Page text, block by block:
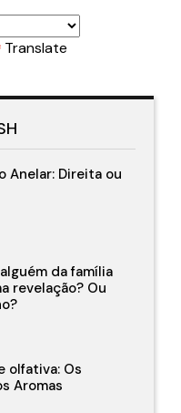
Translate
Anelar: Direita ou
da família
revelação? Ou
olfativa: Os
Aromas